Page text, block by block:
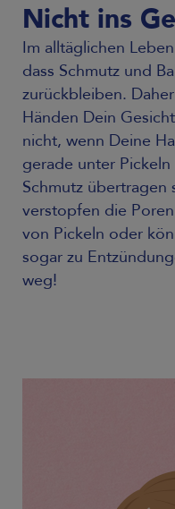
Nicht ins
Im alltäglichen
dass Schmutz und
zurückbleiben.
Händen Dein
nicht, wenn Deine
gerade unter
Schmutz übertragen
verstopfen die
von Pickeln oder
sogar zu
weg!